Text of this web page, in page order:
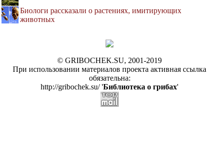
Биологи рассказали о растениях, имитирующих
животных
© GRIBOCHEK.SU, 2001-2019
При использовании материалов проекта активная ссылка
обязательна:
http://gribochek.su/ 'Библиотека о грибах'